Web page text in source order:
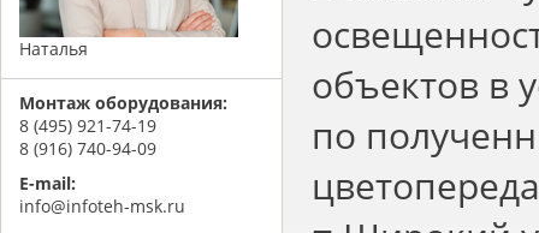
Наталья
Монтаж оборудования:
8 (495) 921-74-19
8 (916) 740-94-09
E-mail:
info@infoteh-msk.ru
объектов в
по